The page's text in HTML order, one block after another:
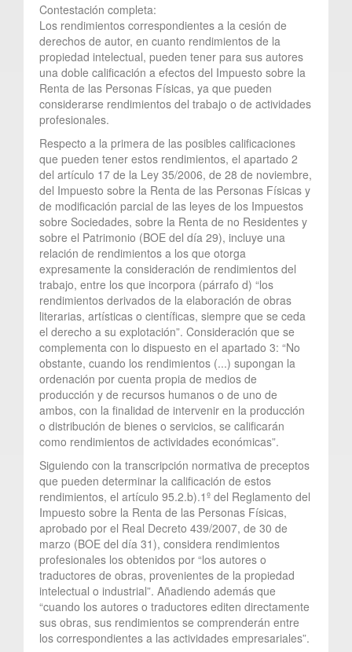
Contestación completa:
Los rendimientos correspondientes a la cesión de
derechos de autor, en cuanto rendimientos de la
propiedad intelectual, pueden tener para sus autores
una doble calificación a efectos del Impuesto sobre la
Renta de las Personas Físicas, ya que pueden
considerarse rendimientos del trabajo o de actividades
profesionales.
Respecto a la primera de las posibles calificaciones
que pueden tener estos rendimientos, el apartado 2
del artículo 17 de la Ley 35/2006, de 28 de noviembre,
del Impuesto sobre la Renta de las Personas Físicas y
de modificación parcial de las leyes de los Impuestos
sobre Sociedades, sobre la Renta de no Residentes y
sobre el Patrimonio (BOE del día 29), incluye una
relación de rendimientos a los que otorga
expresamente la consideración de rendimientos del
trabajo, entre los que incorpora (párrafo d) “los
rendimientos derivados de la elaboración de obras
literarias, artísticas o científicas, siempre que se ceda
el derecho a su explotación”. Consideración que se
complementa con lo dispuesto en el apartado 3: “No
obstante, cuando los rendimientos (...) supongan la
ordenación por cuenta propia de medios de
producción y de recursos humanos o de uno de
ambos, con la finalidad de intervenir en la producción
o distribución de bienes o servicios, se calificarán
como rendimientos de actividades económicas”.
Siguiendo con la transcripción normativa de preceptos
que pueden determinar la calificación de estos
rendimientos, el artículo 95.2.b).1º del Reglamento del
Impuesto sobre la Renta de las Personas Físicas,
aprobado por el Real Decreto 439/2007, de 30 de
marzo (BOE del día 31), considera rendimientos
profesionales los obtenidos por “los autores o
traductores de obras, provenientes de la propiedad
intelectual o industrial”. Añadiendo además que
“cuando los autores o traductores editen directamente
sus obras, sus rendimientos se comprenderán entre
los correspondientes a las actividades empresariales”.